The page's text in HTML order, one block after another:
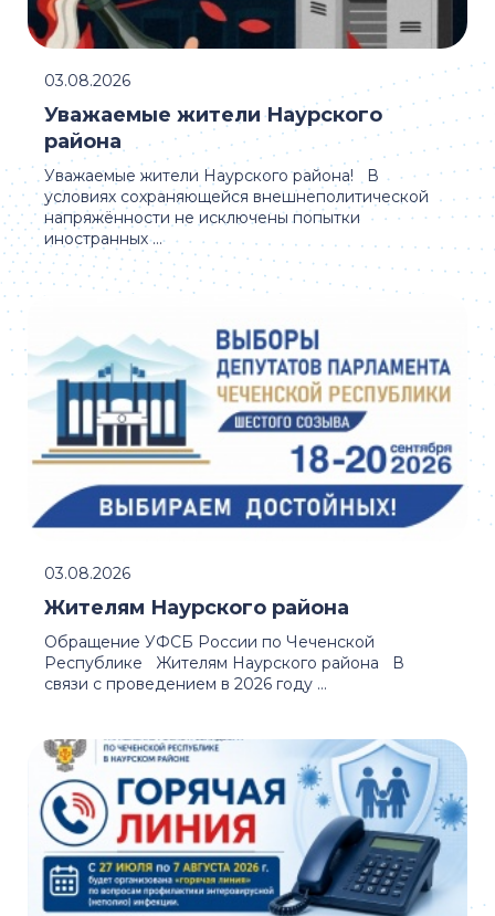
Уважаемые жители Наурского района! В
условиях сохраняющейся внешнеполитической
напряжённости не исключены попытки
иностранных ...
Уважаемые жители Наурского
района
03.08.2026
Обращение УФСБ России по Чеченской
Республике Жителям Наурского района В
связи с проведением в 2026 году ...
Жителям Наурского района
03.08.2026